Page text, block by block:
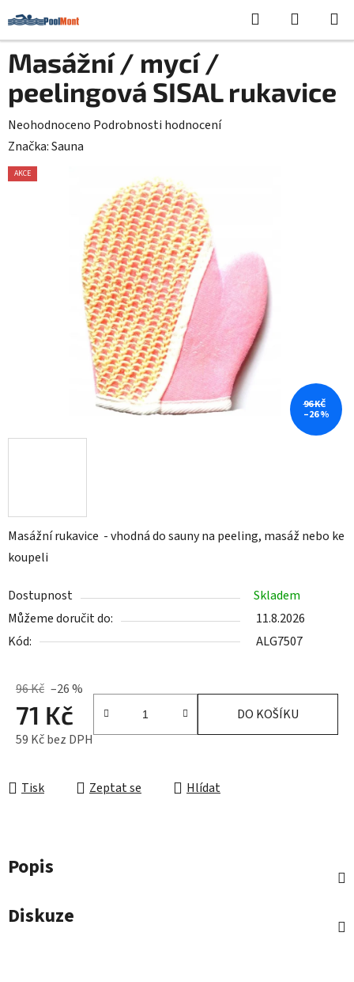
na
obsah
Hledat
KOŠÍK
Masážní rukavice - vhodná do sauny na peeling, masáž nebo ke
koupeli
Dostupnost
Skladem
Můžeme doručit do:
11.8.2026
Kód:
ALG7507
96 Kč –26 %
71 Kč
59 Kč bez DPH
DO KOŠÍKU
Tisk Zeptat se Hlídat
Masážní / mycí /
peelingová SISAL rukavice
Průměrné
hodnocení
produktu
Neohodnoceno Podrobnosti hodnocení
Značka:Sauna
AKCE
96 KČ
–26 %
Popis
Diskuze